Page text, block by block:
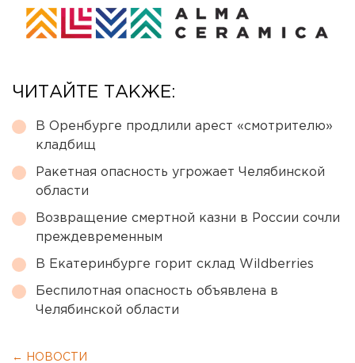
ЧИТАЙТЕ ТАКЖЕ:
В Оренбурге продлили арест «смотрителю»
кладбищ
Ракетная опасность угрожает Челябинской
области
Возвращение смертной казни в России сочли
преждевременным
В Екатеринбурге горит склад Wildberries
Беспилотная опасность объявлена в
Челябинской области
← НОВОСТИ